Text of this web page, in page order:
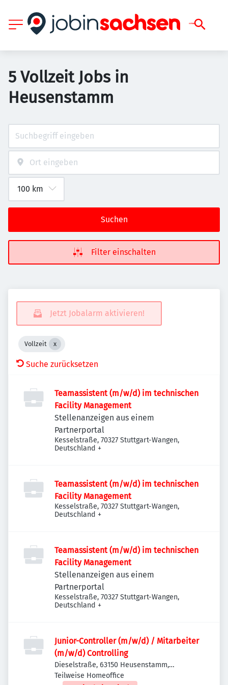
5 Vollzeit Jobs in
Heusenstamm
Suchen
Filter einschalten
Jetzt Jobalarm aktivieren!
Vollzeit
Suche zurücksetzen
Teamassistent (m/w/d) im technischen
Facility Management
Stellenanzeigen aus einem
Partnerportal
Kesselstraße, 70327 Stuttgart-Wangen,
Deutschland +
Teamassistent (m/w/d) im technischen
Facility Management
Kesselstraße, 70327 Stuttgart-Wangen,
Deutschland +
Teamassistent (m/w/d) im technischen
Facility Management
Stellenanzeigen aus einem
Partnerportal
Kesselstraße, 70327 Stuttgart-Wangen,
Deutschland +
Junior-Controller (m/w/d) / Mitarbeiter
(m/w/d) Controlling
Dieselstraße, 63150 Heusenstamm,
Deutschland
Teilweise Homeoffice